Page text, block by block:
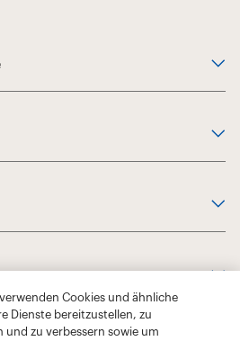
Cookies und ähnliche
Dienste bereitzustellen, zu
und zu verbessern sowie um